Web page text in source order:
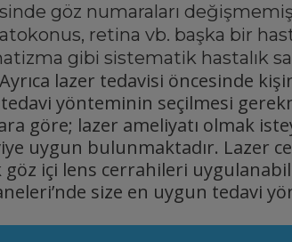
göz numaraları
retina vb. başka bir
gibi sistematik hastalık
lazer tedavisi öncesinde
yönteminin seçilmesi
göre; lazer ameliyatı olmak
uygun bulunmaktadır. Lazer
içi lens cerrahileri
size en uygun tedavi